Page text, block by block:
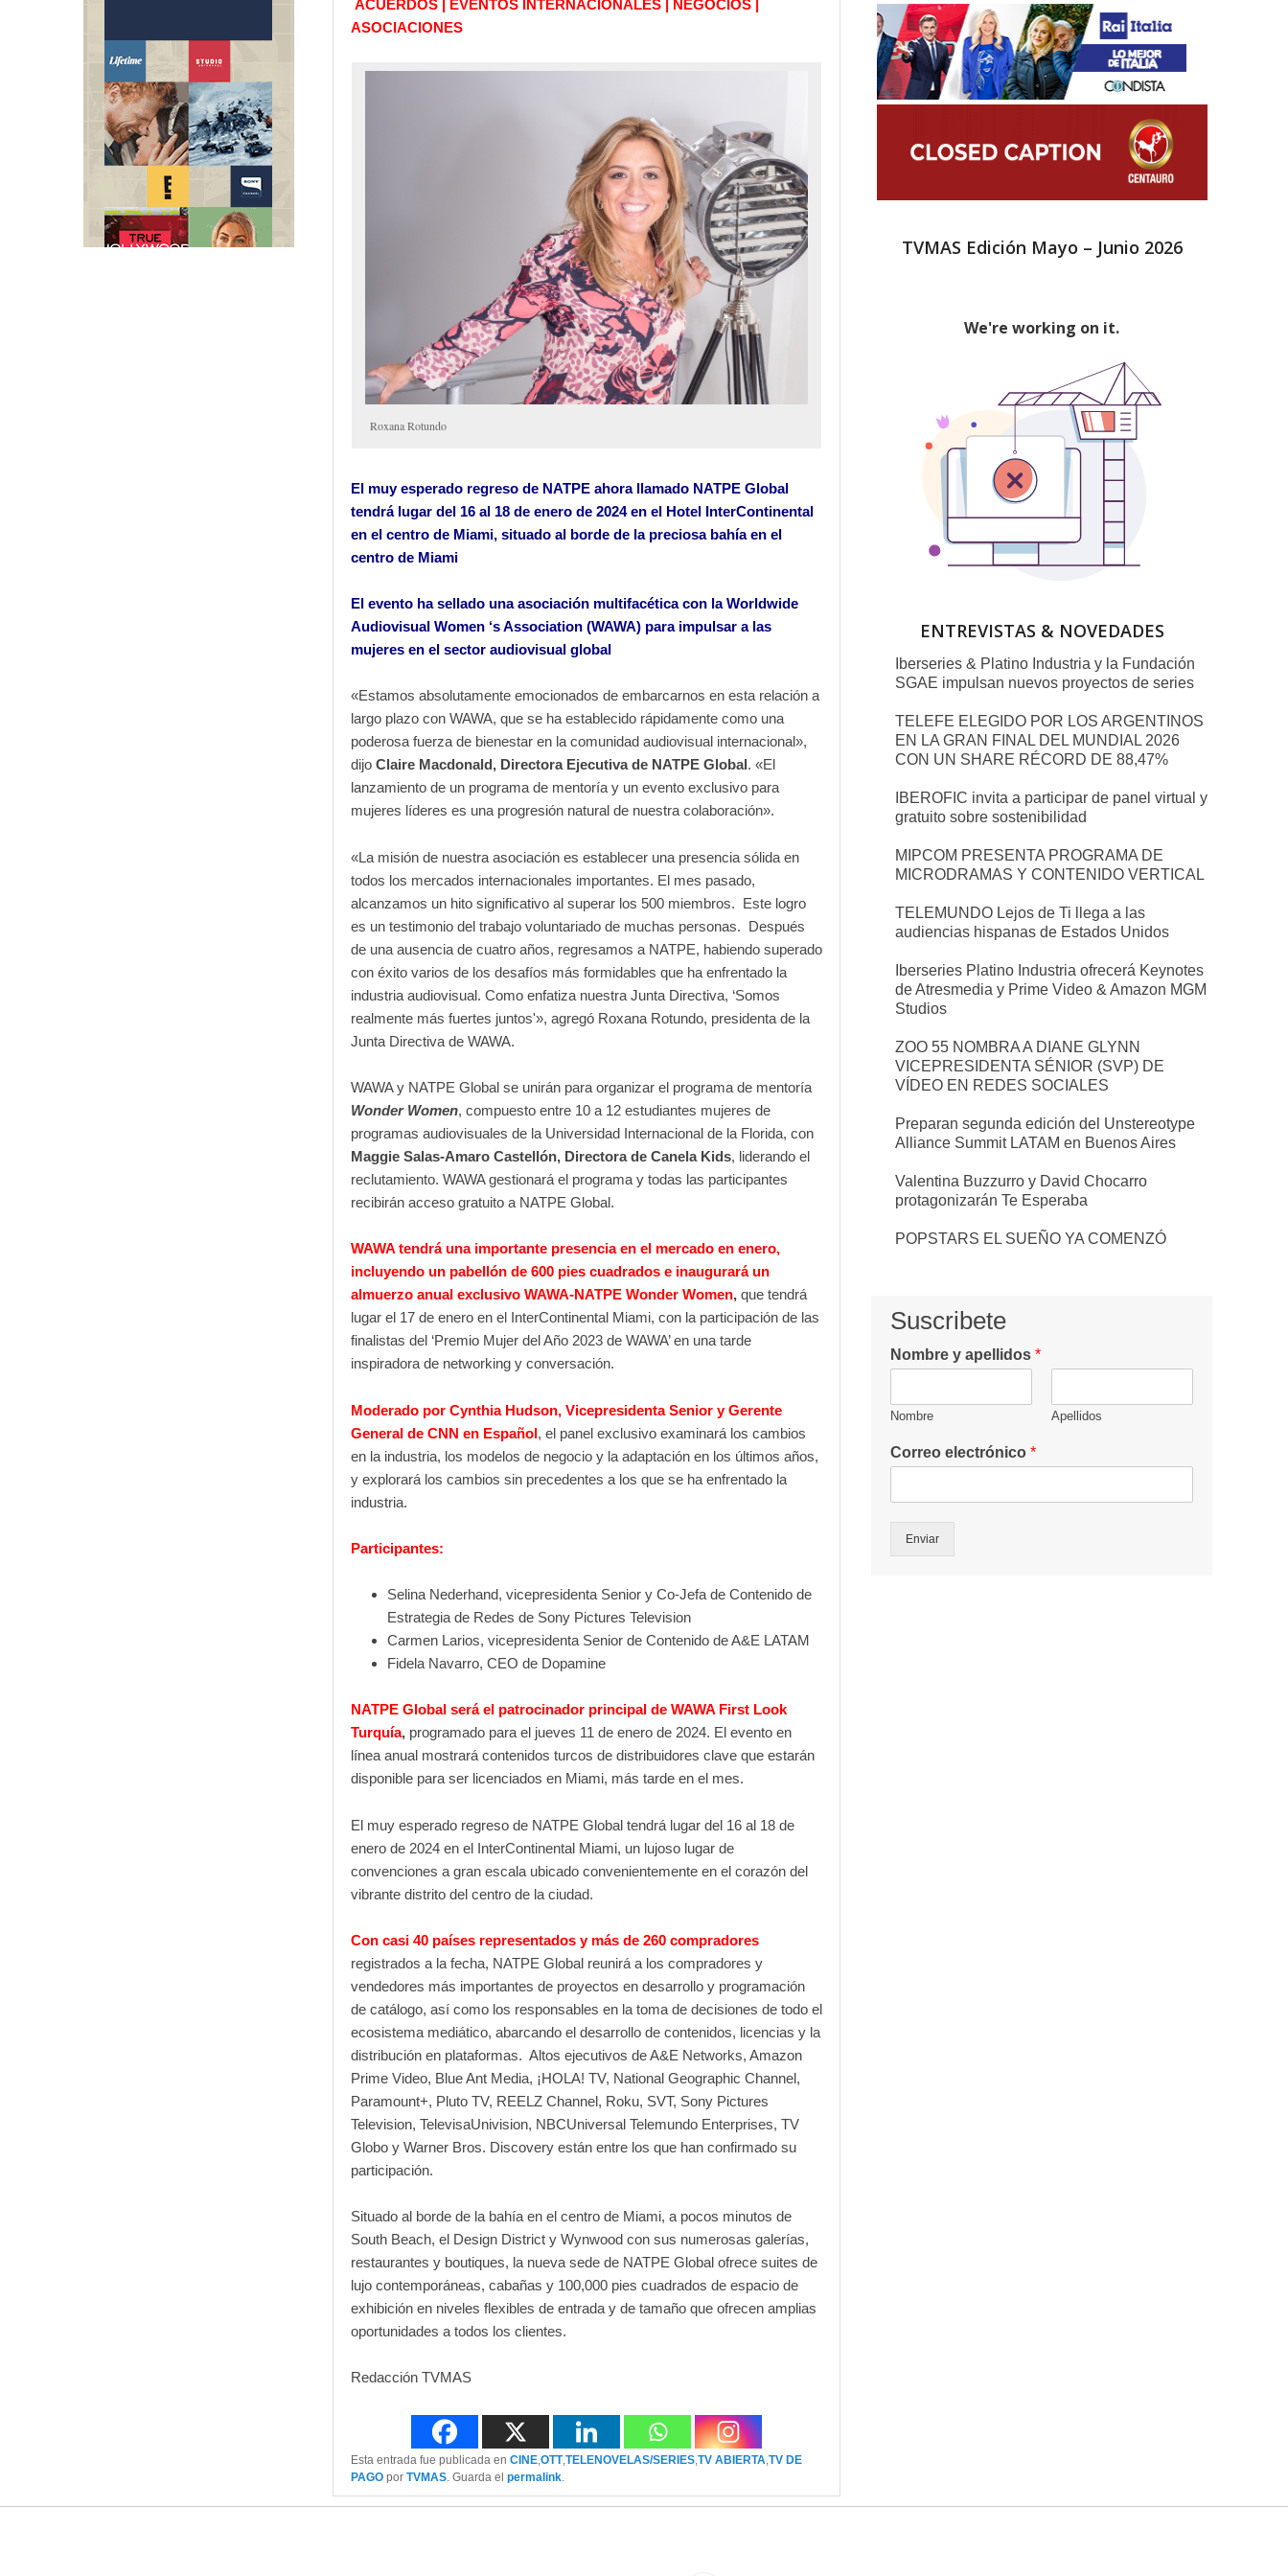
ACUERDOS | EVENTOS INTERNACIONALES | NEGOCIOS |
ASOCIACIONES
Roxana Rotundo
El muy esperado regreso de NATPE ahora llamado NATPE Global
tendrá lugar del 16 al 18 de enero de 2024 en el Hotel InterContinental
en el centro de Miami, situado al borde de la preciosa bahía en el
centro de Miami
El evento ha sellado una asociación multifacética con la Worldwide
Audiovisual Women ‘s Association (WAWA) para impulsar a las
mujeres en el sector audiovisual global
«Estamos absolutamente emocionados de embarcarnos en esta relación a
largo plazo con WAWA, que se ha establecido rápidamente como una
poderosa fuerza de bienestar en la comunidad audiovisual internacional»,
dijo Claire Macdonald, Directora Ejecutiva de NATPE Global. «El
lanzamiento de un programa de mentoría y un evento exclusivo para
mujeres líderes es una progresión natural de nuestra colaboración».
«La misión de nuestra asociación es establecer una presencia sólida en
todos los mercados internacionales importantes. El mes pasado,
alcanzamos un hito significativo al superar los 500 miembros. Este logro
es un testimonio del trabajo voluntariado de muchas personas. Después
de una ausencia de cuatro años, regresamos a NATPE, habiendo superado
con éxito varios de los desafíos más formidables que ha enfrentado la
industria audiovisual. Como enfatiza nuestra Junta Directiva, ‘Somos
realmente más fuertes juntos'», agregó Roxana Rotundo, presidenta de la
Junta Directiva de WAWA.
WAWA y NATPE Global se unirán para organizar el programa de mentoría
Wonder Women, compuesto entre 10 a 12 estudiantes mujeres de
programas audiovisuales de la Universidad Internacional de la Florida, con
Maggie Salas-Amaro Castellón, Directora de Canela Kids, liderando el
reclutamiento. WAWA gestionará el programa y todas las participantes
recibirán acceso gratuito a NATPE Global.
WAWA tendrá una importante presencia en el mercado en enero,
incluyendo un pabellón de 600 pies cuadrados e inaugurará un
almuerzo anual exclusivo WAWA-NATPE Wonder Women, que tendrá
lugar el 17 de enero en el InterContinental Miami, con la participación de las
finalistas del ‘Premio Mujer del Año 2023 de WAWA’ en una tarde
inspiradora de networking y conversación.
Moderado por Cynthia Hudson, Vicepresidenta Senior y Gerente
General de CNN en Español, el panel exclusivo examinará los cambios
en la industria, los modelos de negocio y la adaptación en los últimos años,
y explorará los cambios sin precedentes a los que se ha enfrentado la
industria.
Participantes:
Selina Nederhand, vicepresidenta Senior y Co-Jefa de Contenido de
Estrategia de Redes de Sony Pictures Television
Carmen Larios, vicepresidenta Senior de Contenido de A&E LATAM
Fidela Navarro, CEO de Dopamine
NATPE Global será el patrocinador principal de WAWA First Look
Turquía, programado para el jueves 11 de enero de 2024. El evento en
línea anual mostrará contenidos turcos de distribuidores clave que estarán
disponible para ser licenciados en Miami, más tarde en el mes.
El muy esperado regreso de NATPE Global tendrá lugar del 16 al 18 de
enero de 2024 en el InterContinental Miami, un lujoso lugar de
convenciones a gran escala ubicado convenientemente en el corazón del
vibrante distrito del centro de la ciudad.
Con casi 40 países representados y más de 260 compradores
registrados a la fecha, NATPE Global reunirá a los compradores y
vendedores más importantes de proyectos en desarrollo y programación
de catálogo, así como los responsables en la toma de decisiones de todo el
ecosistema mediático, abarcando el desarrollo de contenidos, licencias y la
distribución en plataformas. Altos ejecutivos de A&E Networks, Amazon
Prime Video, Blue Ant Media, ¡HOLA! TV, National Geographic Channel,
Paramount+, Pluto TV, REELZ Channel, Roku, SVT, Sony Pictures
Television, TelevisaUnivision, NBCUniversal Telemundo Enterprises, TV
Globo y Warner Bros. Discovery están entre los que han confirmado su
participación.
Situado al borde de la bahía en el centro de Miami, a pocos minutos de
South Beach, el Design District y Wynwood con sus numerosas galerías,
restaurantes y boutiques, la nueva sede de NATPE Global ofrece suites de
lujo contemporáneas, cabañas y 100,000 pies cuadrados de espacio de
exhibición en niveles flexibles de entrada y de tamaño que ofrecen amplias
oportunidades a todos los clientes.
Redacción TVMAS
Esta entrada fue publicada en CINE OTT,TELENOVELAS/SERIES TV ABIERTA TV DE
PAGO por TVMAS . Guarda el permalink
TVMAS Edición Mayo – Junio 2026
ENTREVISTAS & NOVEDADES
Iberseries & Platino Industria y la Fundación
SGAE impulsan nuevos proyectos de series
TELEFE ELEGIDO POR LOS ARGENTINOS
EN LA GRAN FINAL DEL MUNDIAL 2026
CON UN SHARE RÉCORD DE 88,47%
IBEROFIC invita a participar de panel virtual y
gratuito sobre sostenibilidad
MIPCOM PRESENTA PROGRAMA DE
MICRODRAMAS Y CONTENIDO VERTICAL
TELEMUNDO Lejos de Ti llega a las
audiencias hispanas de Estados Unidos
Iberseries Platino Industria ofrecerá Keynotes
de Atresmedia y Prime Video & Amazon MGM
Studios
ZOO 55 NOMBRA A DIANE GLYNN
VICEPRESIDENTA SÉNIOR (SVP) DE
VÍDEO EN REDES SOCIALES
Preparan segunda edición del Unstereotype
Alliance Summit LATAM en Buenos Aires
Valentina Buzzurro y David Chocarro
protagonizarán Te Esperaba
POPSTARS EL SUEÑO YA COMENZÓ
Suscribete
Nombre y apellidos *
Nombre Apellidos
Correo electrónico *
Enviar